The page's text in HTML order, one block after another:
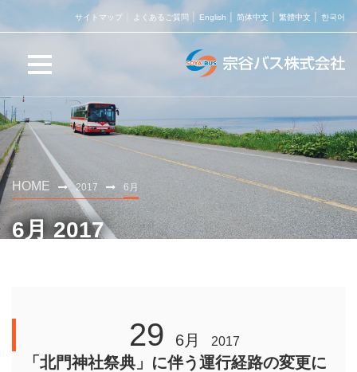
サイトマップ よくあるご質問 English 简体中文 繁體中文 한국어
HOME 2017 6月
6月 2017
29 6月 2017
「北門神社祭典」に伴う運行経路の変更に